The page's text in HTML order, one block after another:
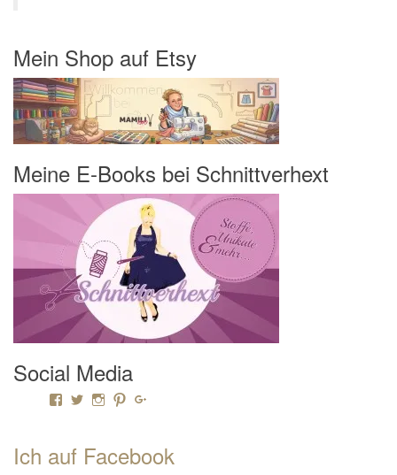
Mein Shop auf Etsy
Meine E-Books bei Schnittverhext
Social Media
Profil von Mamili1910 auf Facebook anzeigen
Profil von Mamili1910 auf Twitter anzeigen
Profil von Mamili1910 auf Instagram anzeigen
Profil von Mamili1910 auf Pinterest anzeigen
Ich auf Facebook